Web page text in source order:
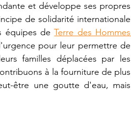
et développe ses propres
de solidarité internationale
équipes de Terre des Hommes
pour leur permettre de
familles déplacées par les
à la fourniture de plus
être une goutte d'eau, mais